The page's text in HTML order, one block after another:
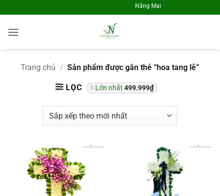
to
content
Nắng Mai Flrosit - Điện Hoa Toàn
Trang chủ / Sản phẩm được gắn thẻ “hoa tang lễ”
LỌC Lớn nhất 499.999₫